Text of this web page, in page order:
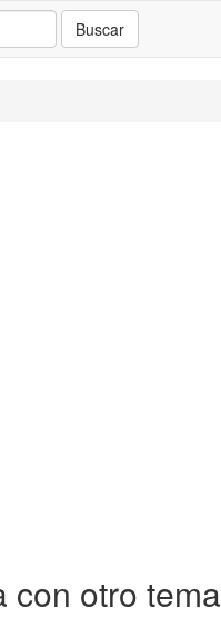
Buscar
con otro tema